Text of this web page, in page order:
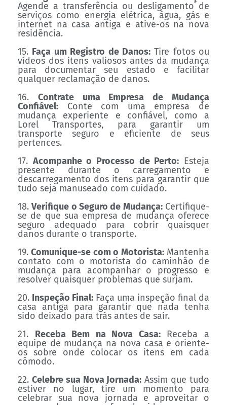
Agende a transferência ou desligamento de
serviços como energia elétrica, água, gás e
internet na casa antiga e ative-os na nova
residência.
15. Faça um Registro de Danos:Tire fotos ou
vídeos dos itens valiosos antes da mudança
para documentar seu estado e facilitar
qualquer reclamação de danos.
16. Contrate uma Empresa de Mudança
Confiável: Conte com uma empresa de
mudança experiente e confiável, como a
Lorel Transportes, para garantir um
transporte seguro e eficiente de seus
pertences.
17. Acompanhe o Processo de Perto: Esteja
presente durante o carregamento e
descarregamento dos itens para garantir que
tudo seja manuseado com cuidado.
18.Verifique o Seguro de Mudança:Certifique-
se de que sua empresa de mudança oferece
seguro adequado para cobrir quaisquer
danos durante o transporte.
19.Comunique-se com o Motorista:Mantenha
contato com o motorista do caminhão de
mudança para acompanhar o progresso e
resolver quaisquer problemas que surjam.
20. Inspeção Final: Faça uma inspeção final da
casa antiga para garantir que nada tenha
sido deixado para trás antes de sair.
21. Receba Bem na Nova Casa:Receba a
equipe de mudança na nova casa e oriente-
os sobre onde colocar os itens em cada
cômodo.
22. Celebre sua Nova Jornada: Assim que tudo
estiver no lugar, tire um momento para
celebrar sua nova jornada e aproveitar o